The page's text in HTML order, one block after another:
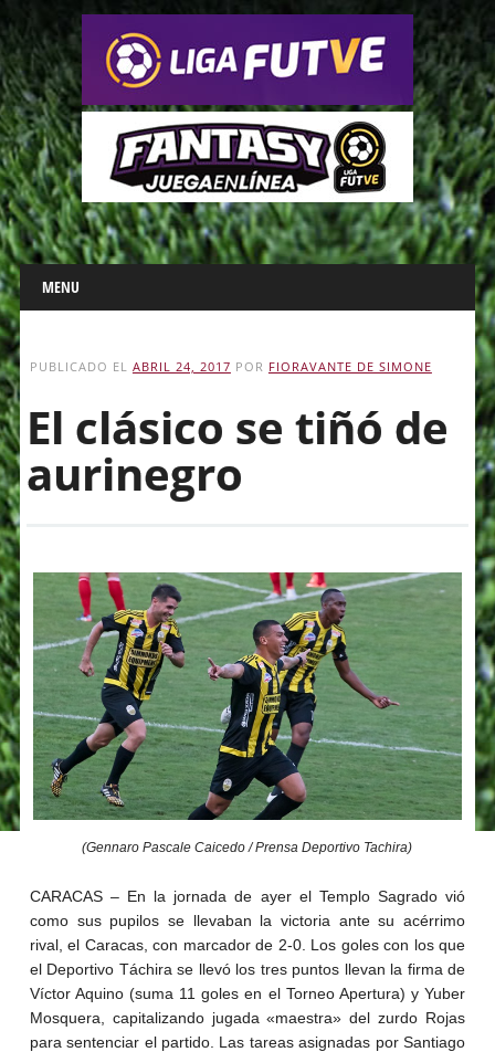
Main menu
Skip
to
content
MENU
PUBLICADO EL ABRIL 24, 2017 POR FIORAVANTE DE SIMONE
El clásico se tiñó de
aurinegro
(Gennaro Pascale Caicedo / Prensa Deportivo Tachira)
CARACAS – En la jornada de ayer el Templo Sagrado vió
como sus pupilos se llevaban la victoria ante su acérrimo
rival, el Caracas, con marcador de 2-0. Los goles con los que
el Deportivo Táchira se llevó los tres puntos llevan la firma de
Víctor Aquino (suma 11 goles en el Torneo Apertura) y Yuber
Mosquera, capitalizando jugada «maestra» del zurdo Rojas
para sentenciar el partido. Las tareas asignadas por Santiago